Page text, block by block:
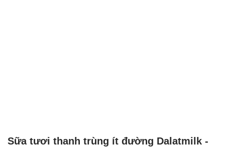
Sữa tươi thanh trùng ít đường Dalatmilk -